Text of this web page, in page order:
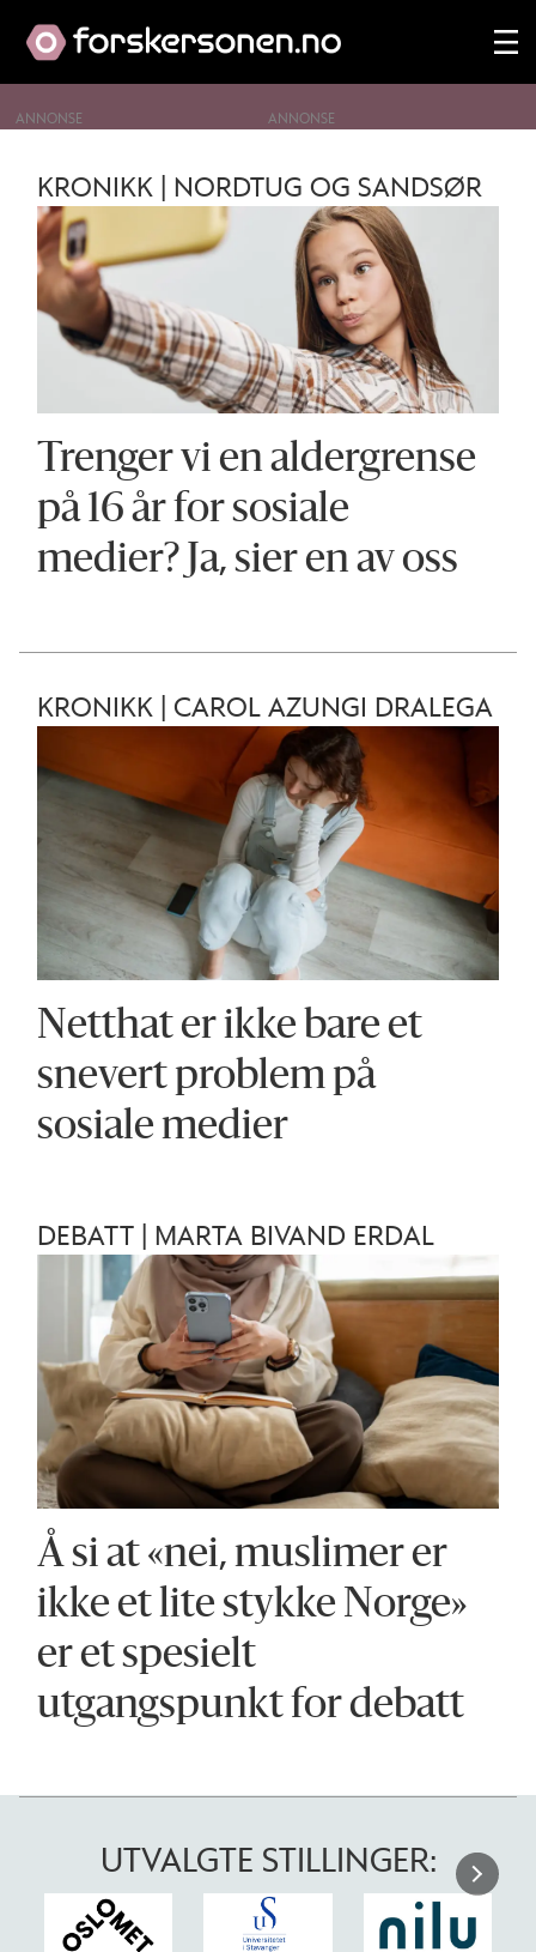
Tag:
sosiale
medier
ANNONSE
KRONIKK | NORDTUG OG SANDSØR
Trenger vi en aldergrense
på 16 år for sosiale
medier? Ja, sier en av oss
KRONIKK | CAROL AZUNGI DRALEGA
Netthat er ikke bare et
snevert problem på
sosiale medier
DEBATT | MARTA BIVAND ERDAL
Å si at «nei, muslimer er
ikke et lite stykke Norge»
er et spesielt
utgangspunkt for debatt
UTVALGTE STILLINGER: